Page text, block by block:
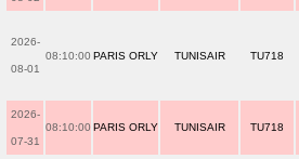
2026-
08-01
08:10:00 PARIS ORLY TUNISAIR TU718
2026-
07-31
08:10:00 PARIS ORLY TUNISAIR TU718